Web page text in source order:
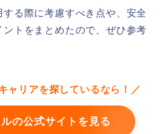
る際に考慮すべき点や、安全
トをまとめたので、ぜひ参考
ャリアを探しているなら！／
の公式サイトを見る